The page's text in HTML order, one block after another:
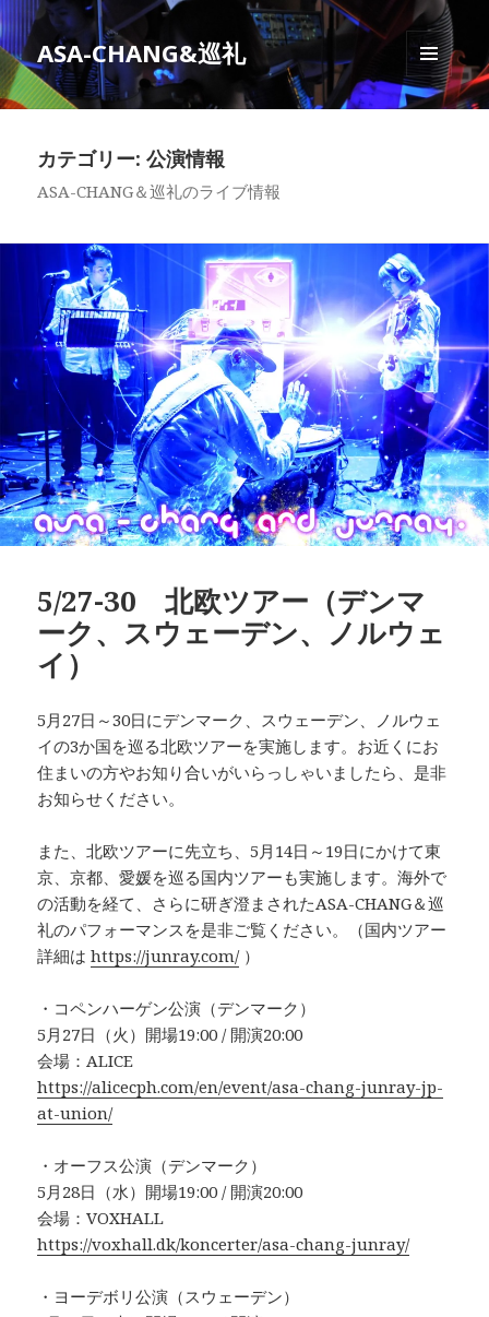
ASA-CHANG&巡礼
メニュ
ーとウ
カテゴリー: 公演情報
ASA-CHANG＆巡礼のライブ情報
5/27-30 北欧ツアー（デンマ
ーク、スウェーデン、ノルウェ
イ）
5月27日～30日にデンマーク、スウェーデン、ノルウェ
イの3か国を巡る北欧ツアーを実施します。お近くにお
住まいの方やお知り合いがいらっしゃいましたら、是非
お知らせください。
また、北欧ツアーに先立ち、5月14日～19日にかけて東
京、京都、愛媛を巡る国内ツアーも実施します。海外で
の活動を経て、さらに研ぎ澄まされたASA-CHANG＆巡
礼のパフォーマンスを是非ご覧ください。（国内ツアー
詳細はhttps://junray.com/）
・コペンハーゲン公演（デンマーク）
5月27日（火）開場19:00 / 開演20:00
会場：ALICE
https://alicecph.com/en/event/asa-chang-junray-jp-
at-union/
・オーフス公演（デンマーク）
5月28日（水）開場19:00 / 開演20:00
会場：VOXHALL
https://voxhall.dk/koncerter/asa-chang-junray/
・ヨーデボリ公演（スウェーデン）